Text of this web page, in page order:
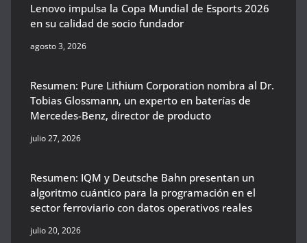
Lenovo impulsa la Copa Mundial de Esports 2026
en su calidad de socio fundador
agosto 3, 2026
Resumen: Pure Lithium Corporation nombra al Dr.
Tobias Glossmann, un experto en baterías de
Mercedes-Benz, director de producto
julio 27, 2026
Resumen: IQM y Deutsche Bahn presentan un
algoritmo cuántico para la programación en el
sector ferroviario con datos operativos reales
julio 20, 2026